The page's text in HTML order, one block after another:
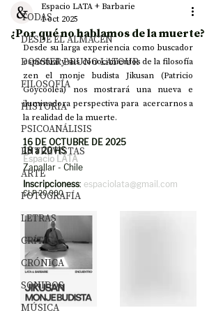
TODAS
DESDE EL ALMACÉN
DOSSIER BRUNO LATOUR
FILOSOFÍA
HISTORIA
PSICOANÁLISIS
ENTREVISTAS
ARTE
FOTOGRAFÍA
LETRAS
CRÍTICA
CRÓNICA
SONIDOS
MÚSICA
¿Por qué no hablamos de la muerte?
Espacio LATA + Barbarie
1 oct 2025
Desde su larga experiencia como buscador
espiritual y sus conocimientos de la filosofía
zen el monje budista Jikusan (Patricio
Goycoolea) nos mostrará una nueva e
iluminadora perspectiva para  acercarnos a
la realidad de la muerte.
16 DE OCTUBRE DE 2025
18 a 20 HS
Espacio LATA
Zapallar - Chile
Inscripcioness: espaciolata@gmail.com
CLP 20.000